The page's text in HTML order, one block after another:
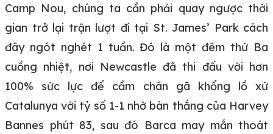
Camp Nou, chúng ta cần phải quay ngược thời
gian trở lại trận lượt đi tại St. James’ Park cách
đây ngót nghét 1 tuần. Đó là một đêm thứ Ba
cuồng nhiệt, nơi Newcastle đã thi đấu với hơn
100% sức lực để cầm chân gã khổng lồ xứ
Catalunya với tỷ số 1-1 nhờ bàn thắng của Harvey
Bannes phút 83, sau đó Barca may mắn thoát